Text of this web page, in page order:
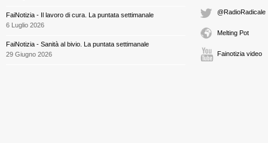
FaiNotizia - Il lavoro di cura. La puntata settimanale
6 Luglio 2026
FaiNotizia - Sanità al bivio. La puntata settimanale
29 Giugno 2026
@RadioRadicale
Melting Pot
Fainotizia video